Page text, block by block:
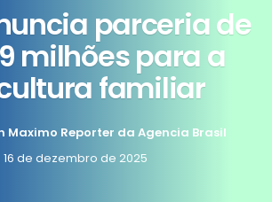
parceria de
milhões para a
familiar
Maximo Reporter da Agencia Brasil
16 de dezembro de 2025